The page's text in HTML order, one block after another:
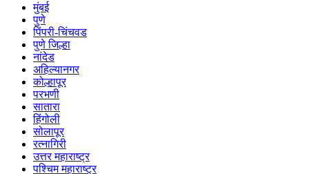
मुंबई
पुणे
पिंपरी-चिंचवड
पुणे जिल्हा
नांदेड
अहिल्यानगर
कोल्हापूर
परभणी
सातारा
हिंगोली
सोलापूर
रत्नागिरी
उत्तर महाराष्ट्र
पश्चिम महाराष्ट्र